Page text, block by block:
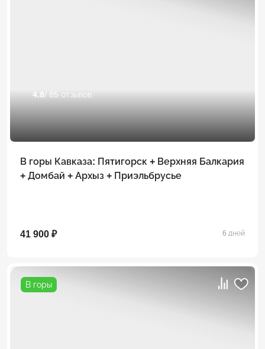
4.8/ 85 отзывов
В горы Кавказа: Пятигорск + Верхняя Балкария
+ Домбай + Архыз + Приэльбрусье
41 900 ₽ 6 дней
В горы